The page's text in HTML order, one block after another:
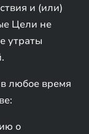
и (или)
Цели не
утраты
любое время
о